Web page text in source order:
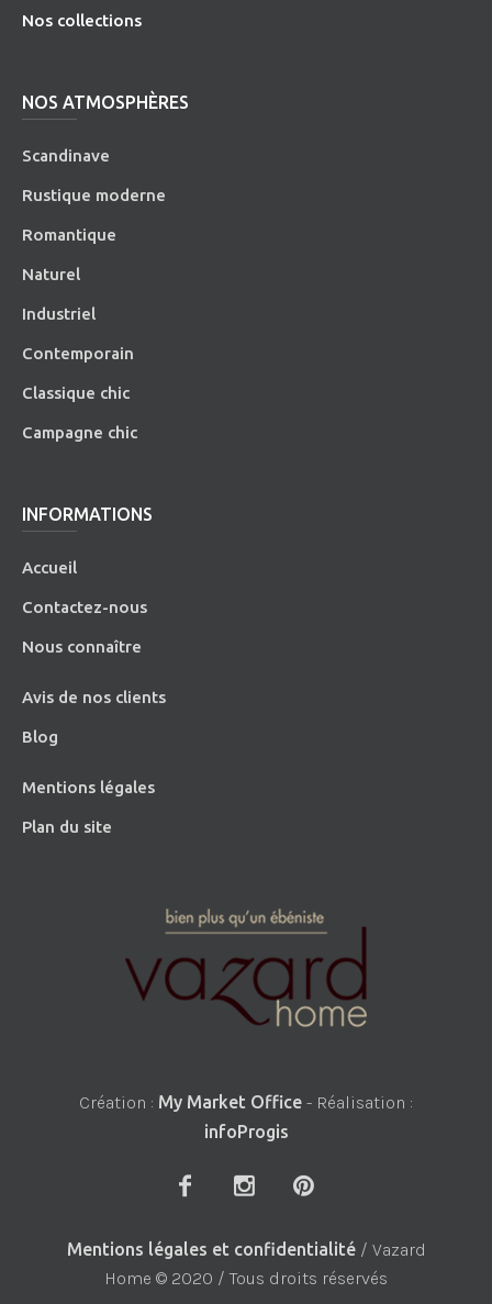
Nos collections
NOS ATMOSPHÈRES
Scandinave
Rustique moderne
Romantique
Naturel
Industriel
Contemporain
Classique chic
Campagne chic
INFORMATIONS
Accueil
Contactez-nous
Nous connaître
Avis de nos clients
Blog
Mentions légales
Plan du site
Création : My Market Office - Réalisation :
infoProgis
Mentions légales et confidentialité/ Vazard
Home © 2020 / Tous droits réservés